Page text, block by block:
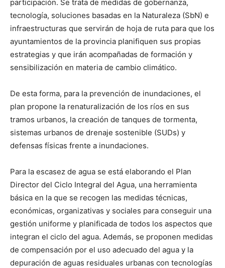
participación. Se trata de medidas de gobernanza,
tecnología, soluciones basadas en la Naturaleza (SbN) e
infraestructuras que servirán de hoja de ruta para que los
ayuntamientos de la provincia planifiquen sus propias
estrategias y que irán acompañadas de formación y
sensibilización en materia de cambio climático.
De esta forma, para la prevención de inundaciones, el
plan propone la renaturalización de los ríos en sus
tramos urbanos, la creación de tanques de tormenta,
sistemas urbanos de drenaje sostenible (SUDs) y
defensas físicas frente a inundaciones.
Para la escasez de agua se está elaborando el Plan
Director del Ciclo Integral del Agua, una herramienta
básica en la que se recogen las medidas técnicas,
económicas, organizativas y sociales para conseguir una
gestión uniforme y planificada de todos los aspectos que
integran el ciclo del agua. Además, se proponen medidas
de compensación por el uso adecuado del agua y la
depuración de aguas residuales urbanas con tecnologías